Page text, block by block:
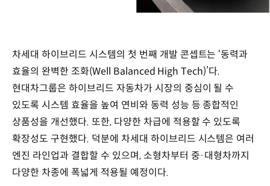
차세대 하이브리드 시스템의 첫 번째 개발 콘셉트는 ‘동력과
효율의 완벽한 조화(Well Balanced High Tech)’다.
현대차그룹은 하이브리드 자동차가 시장의 중심이 될 수
있도록 시스템 효율을 높여 연비와 동력 성능 등 종합적인
상품성을 개선했다. 또한, 다양한 차급에 적용할 수 있도록
확장성도 구현했다. 덕분에 차세대 하이브리드 시스템은 여러
엔진 라인업과 결합할 수 있으며, 소형차부터 중·대형차까지
다양한 차종에 폭넓게 적용될 예정이다.